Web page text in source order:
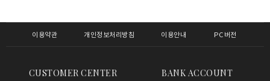
이용약관 개인정보처리방침 이용안내 PC버전
CUSTOMER CENTER BANK ACCOUNT